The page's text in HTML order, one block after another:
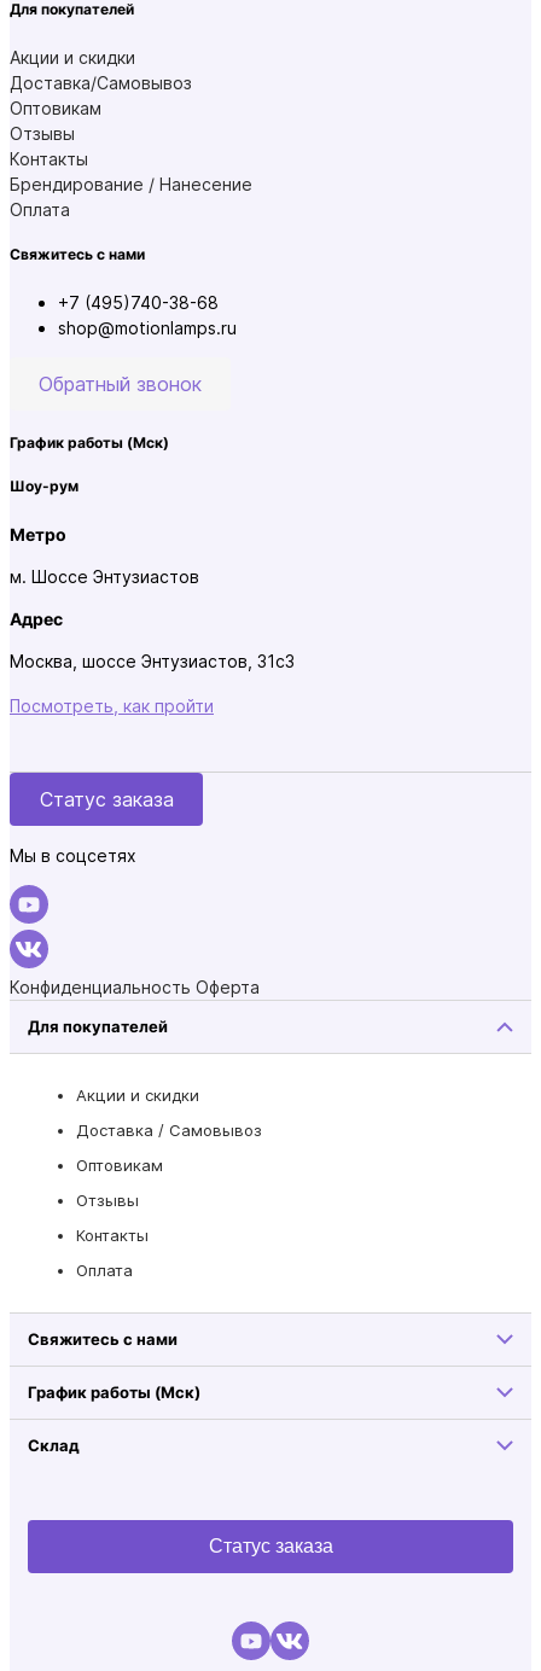
Для покупателей
Акции и скидки
Доставка/Самовывоз
Оптовикам
Отзывы
Контакты
Брендирование / Нанесение
Оплата
Свяжитесь с нами
+7 (495)740-38-68
shop@motionlamps.ru
Обратный звонок
График работы (Мск)
Шоу-рум
Метро
м. Шоссе Энтузиастов
Адрес
Москва, шоссе Энтузиастов, 31с3
Посмотреть, как пройти
Статус заказа
Мы в соцсетях
Конфиденциальность Оферта
Для покупателей
Акции и скидки
Доставка / Самовывоз
Оптовикам
Отзывы
Контакты
Оплата
Свяжитесь с нами
График работы (Мск)
Склад
Статус заказа